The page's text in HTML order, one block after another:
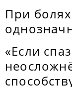
При
«Если